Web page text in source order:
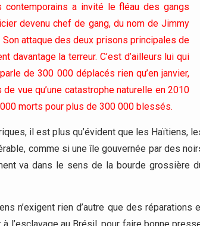
contemporains a invité le fléau des gangs
devenu chef de gang, du nom de Jimmy
attaque des deux prisons principales de
davantage la terreur. C’est d’ailleurs lui qui
de 300 000 déplacés rien qu’en janvier,
vue qu’une catastrophe naturelle en 2010
morts pour plus de 300 000 blessés.
il est plus qu’évident que les Haïtiens,
comme si une île gouvernée par des
va dans le sens de la bourde grossière
n’exigent rien d’autre que des réparations